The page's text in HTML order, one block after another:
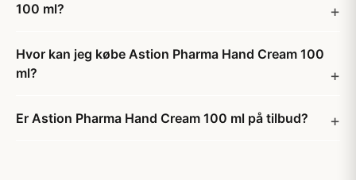
100 ml?
Hvor kan jeg købe Astion Pharma Hand Cream 100
ml?
Er Astion Pharma Hand Cream 100 ml på tilbud?